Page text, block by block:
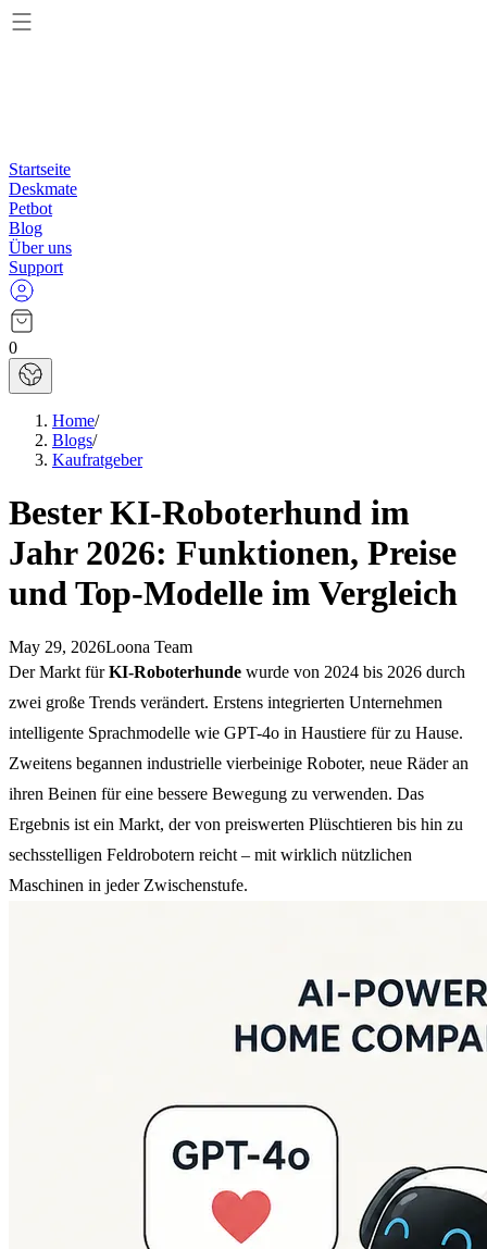
Startseite
Deskmate
Petbot
Blog
Über uns
Support
0
Home/
Blogs/
Kaufratgeber
Bester KI-Roboterhund im
Jahr 2026: Funktionen, Preise
und Top-Modelle im Vergleich
May 29, 2026Loona Team
Der Markt fürKI-Roboterhunde wurde von 2024 bis 2026 durch
zwei große Trends verändert. Erstens integrierten Unternehmen
intelligente Sprachmodelle wie GPT-4o in Haustiere für zu Hause.
Zweitens begannen industrielle vierbeinige Roboter, neue Räder an
ihren Beinen für eine bessere Bewegung zu verwenden. Das
Ergebnis ist ein Markt, der von preiswerten Plüschtieren bis hin zu
sechsstelligen Feldrobotern reicht – mit wirklich nützlichen
Maschinen in jeder Zwischenstufe.